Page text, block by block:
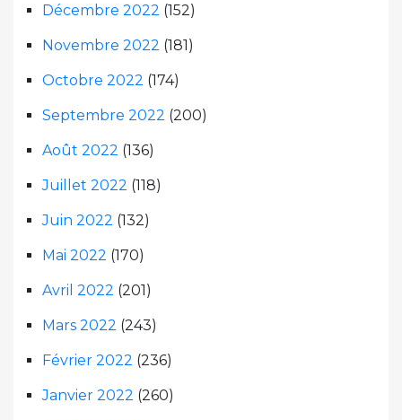
Décembre 2022 (152)
Novembre 2022 (181)
Octobre 2022 (174)
Septembre 2022 (200)
Août 2022 (136)
Juillet 2022 (118)
Juin 2022 (132)
Mai 2022 (170)
Avril 2022 (201)
Mars 2022 (243)
Février 2022 (236)
Janvier 2022 (260)